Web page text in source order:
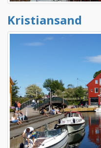
Kristiansand